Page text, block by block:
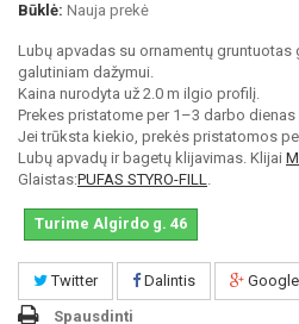
Būklė: Nauja prekė
Lubų apvadas su ornamentų gruntuotas
galutiniam dažymui.
Kaina nurodyta už 2.0 m ilgio profilį.
Prekes pristatome per 1–3 darbo
Jei trūksta kiekio, prekės pristatomos
Lubų apvadų ir bagetų klijavimas. Klijai
Glaistas:PUFAS STYRO-FILL.
Turime Algirdo g. 46
Twitter Dalintis
Spausdinti